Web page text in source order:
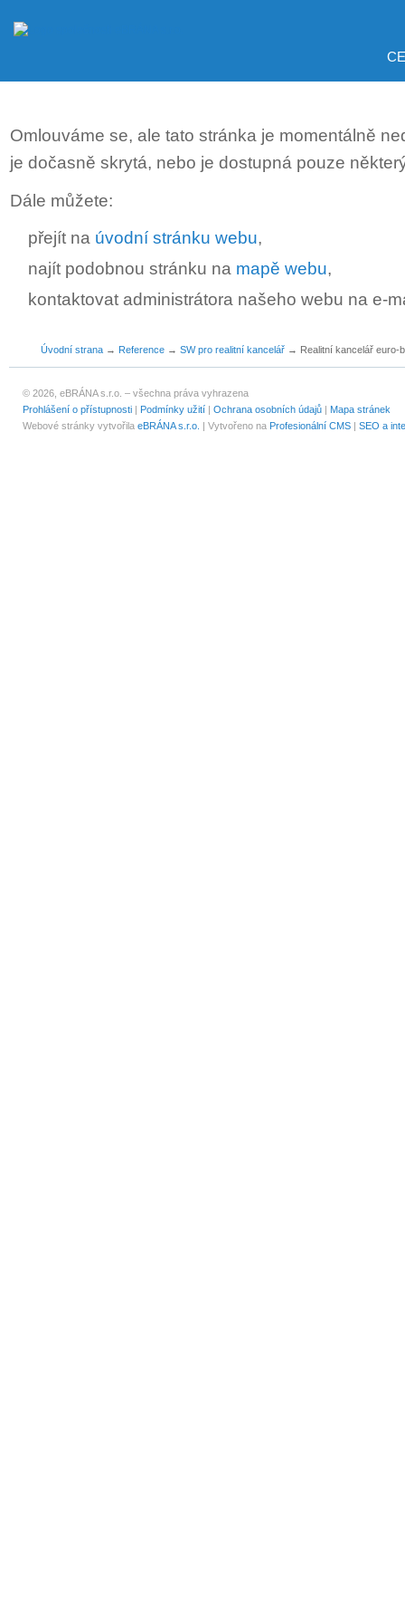
Omlouváme se, ale tato stránka je momentálně
je dočasně skrytá, nebo je dostupná pouze
Dále můžete:
přejít na úvodní stránku webu,
najít podobnou stránku na mapě webu,
kontaktovat administrátora našeho webu na e-
Úvodní strana → Reference → SW pro realitní kancelář → Realitní kancelář euro-
© 2026, eBRÁNA s.r.o. – všechna práva vyhrazena
Prohlášení o přístupnosti | Podmínky užití | Ochrana osobních údajů | Mapa stránek
Webové stránky vytvořila eBRÁNA s.r.o. | Vytvořeno na Profesionální CMS | SEO a